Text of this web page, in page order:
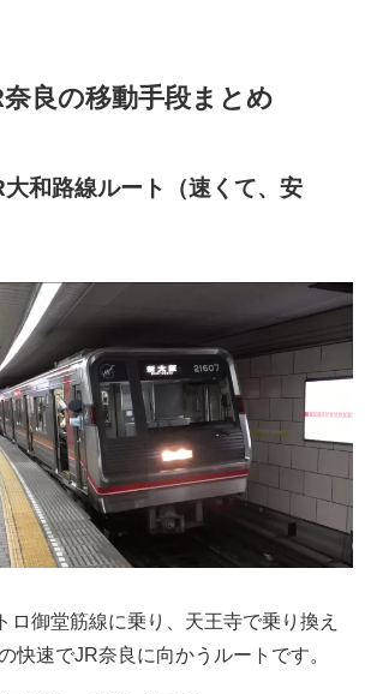
良の移動手段まとめ
和路線ルート（速くて、安
ロ御堂筋線に乗り、天王寺で乗り換え
快速でJR奈良に向かうルートです。